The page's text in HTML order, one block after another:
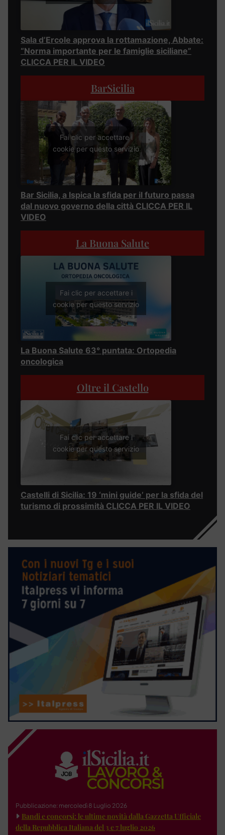
Sala d’Ercole approva la rottamazione, Abbate:
“Norma importante per le famiglie siciliane”
CLICCA PER IL VIDEO
BarSicilia
Fai clic per accettare i
cookie per questo servizio
Bar Sicilia, a Ispica la sfida per il futuro passa
dal nuovo governo della città CLICCA PER IL
VIDEO
La Buona Salute
Fai clic per accettare i
cookie per questo servizio
La Buona Salute 63° puntata: Ortopedia
oncologica
Oltre il Castello
Fai clic per accettare i
cookie per questo servizio
Castelli di Sicilia: 19 ‘mini guide’ per la sfida del
turismo di prossimità CLICCA PER IL VIDEO
Pubblicazione: mercoledì 8 Luglio 2026
Bandi e concorsi: le ultime novità dalla Gazzetta Ufficiale
della Repubblica Italiana del 3 e 7 luglio 2026